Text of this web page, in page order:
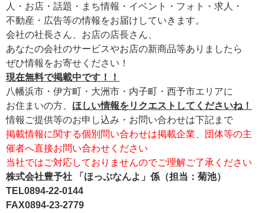
人・お店・話題・まち情報・イベント・フォト・求人・
不動産・広告等の情報をお届けしていきます。
会社の社長さん、お店の店長さん、
あなたの会社のサービスやお店の新商品等ありましたら
ぜひ情報をお寄せください！
現在無料で掲載中です！！
八幡浜市・伊方町・大洲市・内子町・西予市エリアに
お住まいの方、 ほしい情報をリクエストしてくださいね！
情報ご提供等のお申し込み・お問い合わせは下記まで
掲載情報に関する個別問い合わせは掲載企業、団体等の主
催者へ直接お問い合わせください
当社ではご対応しておりませんのでご理解ご了承ください
株式会社豊予社 「ほっぷなんよ」係（担当：菊池）
TEL0894-22-0144
FAX0894-23-2779